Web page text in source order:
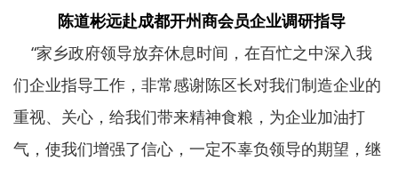
陈道彬远赴成都开州商会员企业调研指导
“家乡政府领导放弃休息时间，在百忙之中深入我
们企业指导工作，非常感谢陈区长对我们制造企业的
重视、关心，给我们带来精神食粮，为企业加油打
气，使我们增强了信心，一定不辜负领导的期望，继